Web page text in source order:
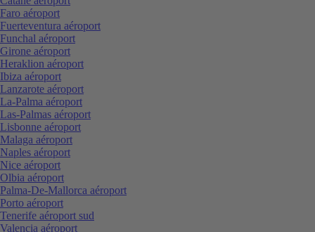
Faro aéroport
Fuerteventura aéroport
Funchal aéroport
Girone aéroport
Heraklion aéroport
Ibiza aéroport
Lanzarote aéroport
La-Palma aéroport
Las-Palmas aéroport
Lisbonne aéroport
Malaga aéroport
Naples aéroport
Nice aéroport
Olbia aéroport
Palma-De-Mallorca aéroport
Porto aéroport
Tenerife aéroport sud
Valencia aéroport